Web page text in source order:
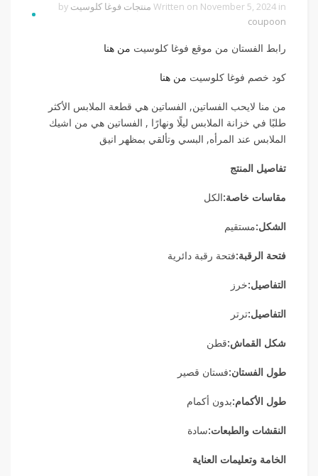
Written on November 5, 2024 in منتجات فوغا كلوسيت
coupoon
رابط الفستان من موقع فوغا كلوسيت من هنا
كود خصم فوغا كلوسيت من هنا
من منا لايحب الفساتين, الفساتين هي قطعة الملابس الأكثر
طلبًا في خزانة الملابس ليلًا ونهارًا , الفساتين هي من اشيك
الملابس عند المرأه, البسي وتألقي بمظهر انيق
تفاصيل المنتج
مقاسات خاصة:الكل
الشكل:مستقيم
فتحة الرقبة:فتحة رقبة دائرية
التفاصيل:خرز
التفاصيل:ترتر
شكل القماش:قطن
طول الفستان:فستان قصير
طول الأكمام:بدون أكمام
النقشات والطبعات:سادة
الخامة وتعليمات العناية